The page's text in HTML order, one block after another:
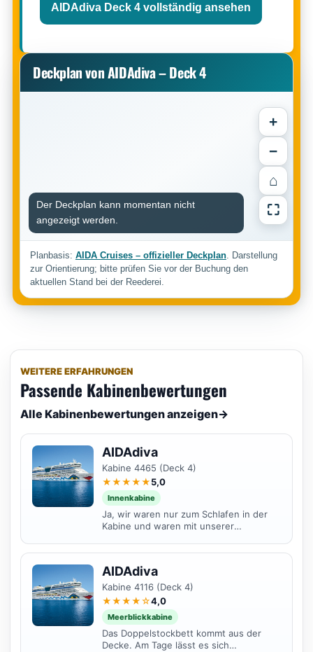
AIDAdiva Deck 4 vollständig ansehen
Deckplan von AIDAdiva – Deck 4
+
−
⌂
⛶
Der Deckplan kann momentan nicht
angezeigt werden.
Planbasis: AIDA Cruises – offizieller Deckplan. Darstellung
zur Orientierung; bitte prüfen Sie vor der Buchung den
aktuellen Stand bei der Reederei.
WEITERE ERFAHRUNGEN
Passende Kabinenbewertungen
Alle Kabinenbewertungen anzeigen→
AIDAdiva
Kabine 4465 (Deck 4)
★★★★★5,0
Innenkabine
Ja, wir waren nur zum Schlafen in der
Kabine und waren mit unserer
Heckstrahlruder sind beim An-...
AIDAdiva
Kabine 4116 (Deck 4)
★★★★☆4,0
Meerblickkabine
Das Doppelstockbett kommt aus der
Decke. Am Tage lässt es sich